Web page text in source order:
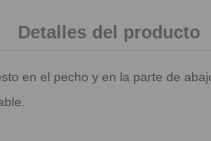
Detalles del producto
en el pecho y en la parte de